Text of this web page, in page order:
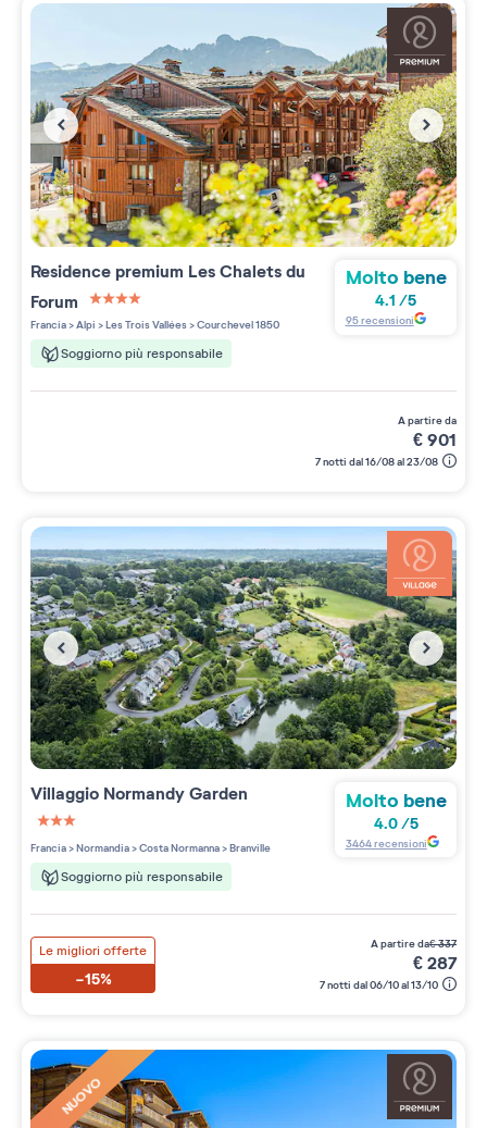
Residence premium Les Chalets du
Forum
4 étoiles sur 5
Francia>Alpi >Les Trois Vallées>Courchevel 1850
Soggiorno più responsabile
Molto bene
4.1 /5
95recensioni
a partire da
€901
7 notti dal 16/08 al 23/08
Villaggio Normandy Garden
3 étoiles sur 5
Francia>Normandia>Costa Normanna>Branville
Soggiorno più responsabile
Molto bene
4.0/5
3464recensioni
Le migliori offerte
-15%
a partire da€337
€287
7 notti dal 06/10 al 13/10
NUOVO